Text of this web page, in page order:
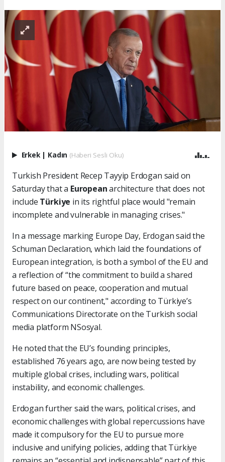
Erkek | Kadın (Haberi Sesli Oku)
Turkish President Recep Tayyip Erdogan said on
Saturday that a Europeanarchitecture that does not
include Türkiye in its rightful place would "remain
incomplete and vulnerable in managing crises."
In a message marking Europe Day, Erdogan said the
Schuman Declaration, which laid the foundations of
European integration, is both a symbol of the EU and
a reflection of “the commitment to build a shared
future based on peace, cooperation and mutual
respect on our continent," according to Türkiye’s
Communications Directorate on the Turkish social
media platform NSosyal.
He noted that the EU’s founding principles,
established 76 years ago, are now being tested by
multiple global crises, including wars, political
instability, and economic challenges.
Erdogan further said the wars, political crises, and
economic challenges with global repercussions have
made it compulsory for the EU to pursue more
inclusive and unifying policies, adding that Türkiye